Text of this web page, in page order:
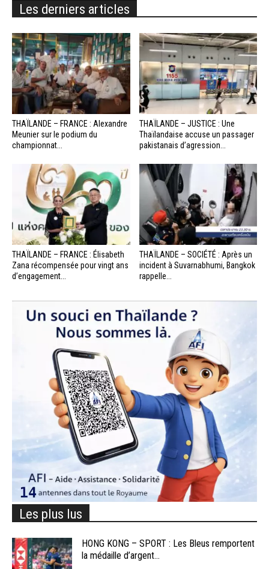
Les derniers articles
THAÏLANDE – FRANCE : Alexandre
Meunier sur le podium du
championnat...
THAÏLANDE – JUSTICE : Une
Thaïlandaise accuse un passager
pakistanais d’agression...
THAÏLANDE – FRANCE : Élisabeth
Zana récompensée pour vingt ans
d’engagement...
THAÏLANDE – SOCIÉTÉ : Après un
incident à Suvarnabhumi, Bangkok
rappelle...
Les plus lus
HONG KONG – SPORT : Les Bleus remportent
la médaille d’argent...